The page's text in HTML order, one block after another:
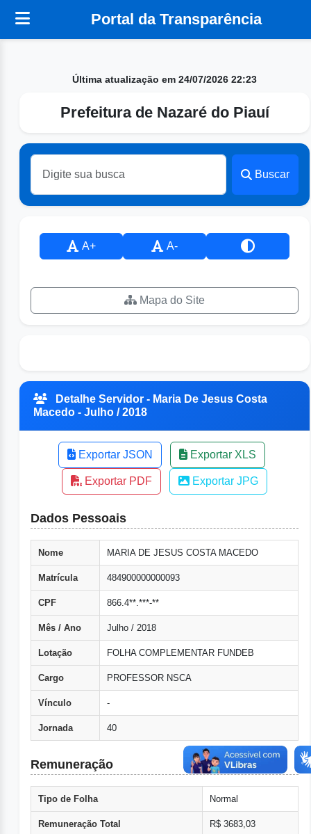
Portal da Transparência
Última atualização em 24/07/2026 22:23
Prefeitura de Nazaré do Piauí
Buscar
A+ A-
Mapa do Site
Detalhe Servidor - Maria De Jesus Costa
Macedo - Julho / 2018
Exportar JSON Exportar XLS
Exportar PDF Exportar JPG
Dados Pessoais
Nome MARIA DE JESUS COSTA MACEDO
Matrícula 484900000000093
CPF 866.4**.***-**
Mês / Ano Julho / 2018
Lotação FOLHA COMPLEMENTAR FUNDEB
Cargo PROFESSOR NSCA
Vínculo -
Jornada 40
Remuneração
Tipo de Folha Normal
Remuneração Total R$ 3683,03